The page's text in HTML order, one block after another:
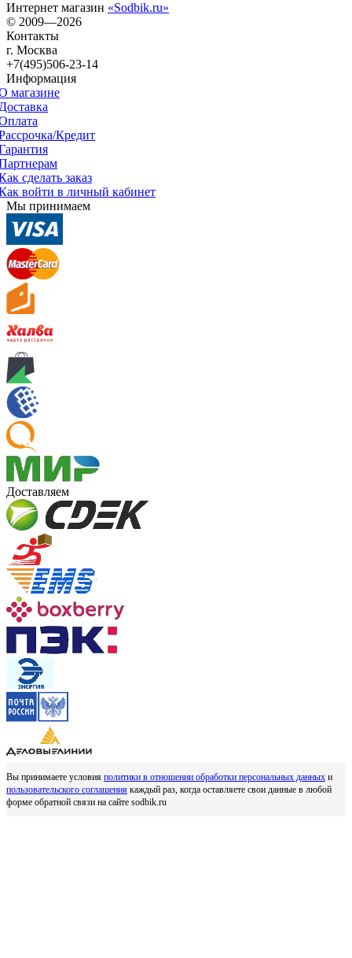
Интернет магазин «Sodbik.ru»
© 2009—2026
Контакты
г. Москва
+7(495)506-23-14
Информация
магазине
Кредит
сделать заказ
войти в личный кабинет
Мы принимаем
Доставляем
Вы принимаете условия политики в отношении обработки персональных данных и
пользовательского соглашения каждый раз, когда оставляете свои данные в любой
форме обратной связи на сайте sodbik.ru